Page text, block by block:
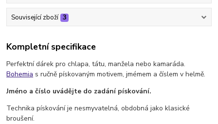
Související zboží 3
Kompletní specifikace
Perfektní dárek pro chlapa, tátu, manžela nebo kamaráda.
Bohemia s ručně pískovaným motivem, jmémem a číslem v helmě.
Jméno a číslo uvádějte do zadání pískování.
Technika pískování je nesmyvatelná, obdobná jako klasické
broušení.